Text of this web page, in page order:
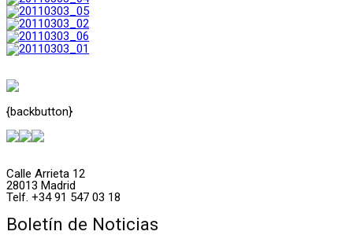
{backbutton}
Calle Arrieta 12
28013 Madrid
Telf. +34 91 547 03 18
Boletín de Noticias